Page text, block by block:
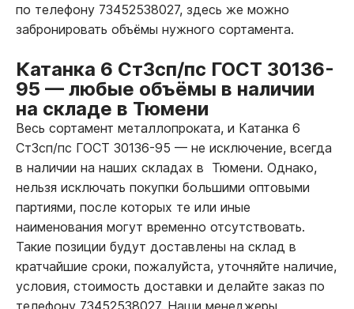
по телефону 73452538027, здесь же можно
забронировать объёмы нужного сортамента.
Катанка 6 Ст3сп/пс ГОСТ 30136-
95 — любые объёмы в наличии
на складе в Тюмени
Весь сортамент металлопроката, и Катанка 6
Ст3сп/пс ГОСТ 30136-95 — не исключение, всегда
в наличии на наших складах в Тюмени. Однако,
нельзя исключать покупки большими оптовыми
партиями, после которых те или иные
наименования могут временно отсутствовать.
Такие позиции будут доставлены на склад в
кратчайшие сроки, пожалуйста, уточняйте наличие,
условия, стоимость доставки и делайте заказ по
телефону 73452538027. Наши менеджеры